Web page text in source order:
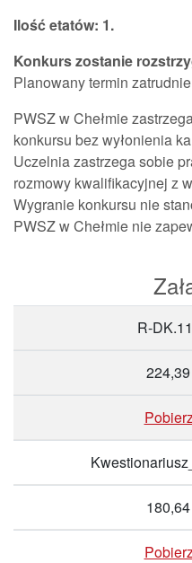
Ilość etatów: 1.
Konkurs zostanie
Planowany termin
PWSZ w Chełmie
konkursu bez wyłonienia
Uczelnia zastrzega sobie
rozmowy kwalifikacyjnej z
Wygranie konkursu nie
PWSZ w Chełmie nie
R-